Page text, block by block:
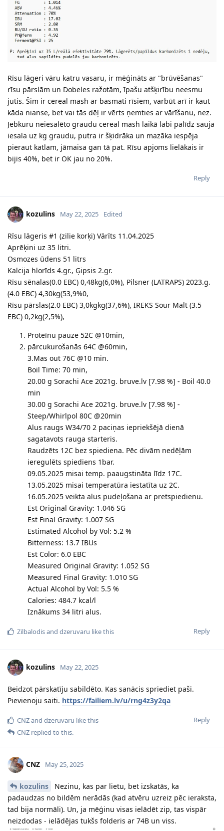
Rīsu lāgeri vāru katru vasaru, ir mēģināts ar "brūvēšanas"
rīsu pārslām un Dobeles ražotām, īpašu atšķirību neesmu
jutis. Šim ir cereal mash ar basmati rīsiem, varbūt arī ir kaut
kāda nianse, bet vai tās dēļ ir vērts ņemties ar vārīšanu, nez.
Jebkuru neiesalēto graudu cereal mash laikā labi palīdz sauja
iesala uz kg graudu, putra ir šķidrāka un mazāka iespēja
pieraut katlam, jāmaisa gan tā pat. Rīsu apjoms lielākais ir
bijis 40%, bet ir OK jau no 20%.
Reply
kozulins May 22, 2025 Edited
Rīsu lāgeris #1 (zilie korķi) Vārīts 11.04.2025
Aprēķini uz 35 litri.
Osmozes ūdens 51 litrs
Kalcija hlorīds 4.gr., Ģipsis 2.gr.
Rīsu sēnalas(0.0 EBC) 0,48kg(6,0%), Pilsner (LATRAPS) 2023.g.
(4.0 EBC) 4,30kg(53,9%0,
Rīsu pārslas(2.0 EBC) 3,0kgkg(37,6%), IREKS Sour Malt (3.5
EBC) 0,2kg(2,5%),
Proteīnu pauze 52C @10min,
pārcukurošanās 64C @60min,
3.Mas out 76C @10 min.
Boil Time: 70 min,
20.00 g Sorachi Ace 2021g. bruve.lv [7.98 %] - Boil 40.0
min
30.00 g Sorachi Ace 2021g. bruve.lv [7.98 %] -
Steep/Whirlpol 80C @20min
Alus raugs W34/70 2 paciņas iepriekšējā dienā
sagatavots rauga starteris.
Raudzēts 12C bez spiediena. Pēc divām nedēļām
ieregulēts spiediens 1bar.
09.05.2025 misai temp. paaugstināta līdz 17C.
13.05.2025 misai temperatūra iestatīta uz 2C.
16.05.2025 veikta alus pudeļošana ar pretspiedienu.
Est Original Gravity: 1.046 SG
Est Final Gravity: 1.007 SG
Estimated Alcohol by Vol: 5.2 %
Bitterness: 13.7 IBUs
Est Color: 6.0 EBC
Measured Original Gravity: 1.052 SG
Measured Final Gravity: 1.010 SG
Actual Alcohol by Vol: 5.5 %
Calories: 484.7 kcal/l
Iznākums 34 litri alus.
Reply
Zilbalodisand dzeruvaru like this
kozulins May 22, 2025
Beidzot pārskatīju sabildēto. Kas sanācis spriediet paši.
Pievienoju saiti. https://failiem.lv/u/rng4z3y2qa
Reply
CNZand dzeruvaru like this
CNZ replied to this.
CNZ May 25, 2025
kozulins
Nezinu, kas par lietu, bet izskatās, ka
padaudzas no bildēm nerādās (kad atvēru uzreiz pēc ieraksta,
tad bija normāli). Un, ja mēģinu visas ielādēt zip, tas vispār
neizdodas - ielādējas tukšs folderis ar 74B un viss.